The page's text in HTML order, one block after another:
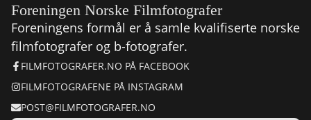
Foreningen Norske Filmfotografer
Foreningens formål er å samle kvalifiserte norske
filmfotografer og b-fotografer.
FILMFOTOGRAFER.NO PÅ FACEBOOK
FILMFOTOGRAFENE PÅ INSTAGRAM
POST@FILMFOTOGRAFER.NO